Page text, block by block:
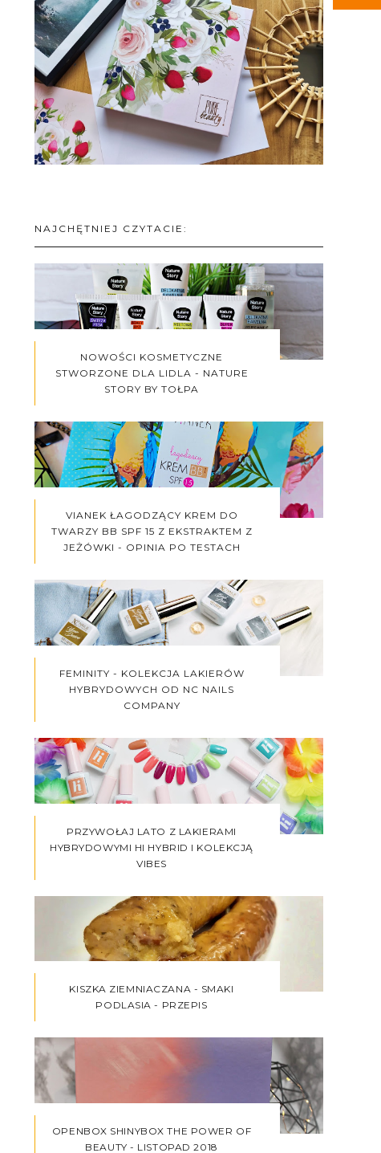
NAJCHĘTNIEJ CZYTACIE:
NOWOŚCI KOSMETYCZNE
STWORZONE DLA LIDLA - NATURE
STORY BY TOŁPA
VIANEK ŁAGODZĄCY KREM DO
TWARZY BB SPF 15 Z EKSTRAKTEM Z
JEŻÓWKI - OPINIA PO TESTACH
FEMINITY - KOLEKCJA LAKIERÓW
HYBRYDOWYCH OD NC NAILS
COMPANY
PRZYWOŁAJ LATO Z LAKIERAMI
HYBRYDOWYMI HI HYBRID I KOLEKCJĄ
VIBES
KISZKA ZIEMNIACZANA - SMAKI
PODLASIA - PRZEPIS
OPENBOX SHINYBOX THE POWER OF
BEAUTY - LISTOPAD 2018